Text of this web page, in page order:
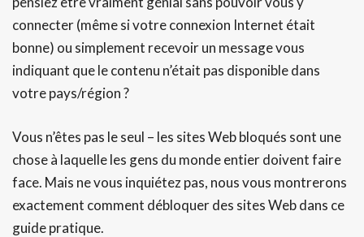
connecter (même si votre connexion Internet était
bonne) ou simplement recevoir un message vous
indiquant que le contenu n’était pas disponible dans
votre pays/région ?
Vous n’êtes pas le seul – les sites Web bloqués sont une
chose à laquelle les gens du monde entier doivent faire
face. Mais ne vous inquiétez pas, nous vous montrerons
exactement comment débloquer des sites Web dans ce
guide pratique.